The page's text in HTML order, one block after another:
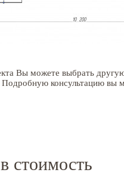
Вы можете выбрать
консультацию вы
стоимость